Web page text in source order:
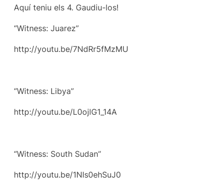
Aquí teniu els 4. Gaudiu-los!
“Witness: Juarez”
http://youtu.be/7NdRr5fMzMU
“Witness: Libya”
http://youtu.be/L0ojlG1_14A
“Witness: South Sudan”
http://youtu.be/1NIs0ehSuJ0